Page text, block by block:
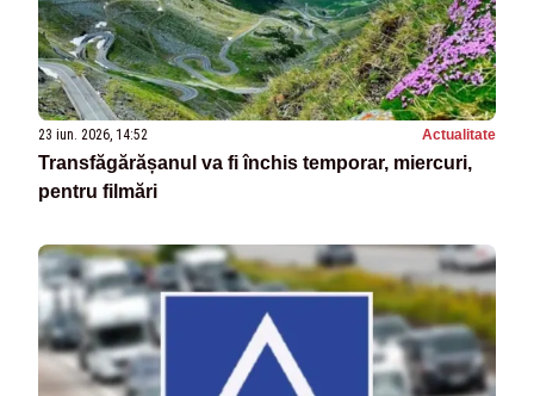
23 iun. 2026, 14:52 Actualitate
Transfăgărășanul va fi închis temporar, miercuri,
pentru filmări